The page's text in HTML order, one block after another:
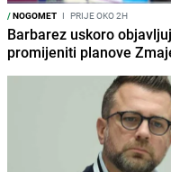
/NOGOMET I PRIJE OKO 2H
Barbarez uskoro
promijeniti planove